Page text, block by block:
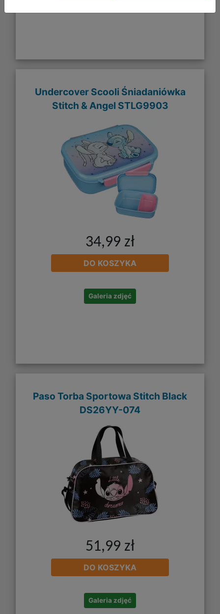
Undercover Scooli Śniadaniówka
Stitch & Angel STLG9903
34,99 zł
DO KOSZYKA
Galeria zdjęć
Paso Torba Sportowa Stitch Black
DS26YY-074
51,99 zł
DO KOSZYKA
Galeria zdjęć